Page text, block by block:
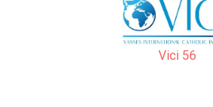
Vici 56